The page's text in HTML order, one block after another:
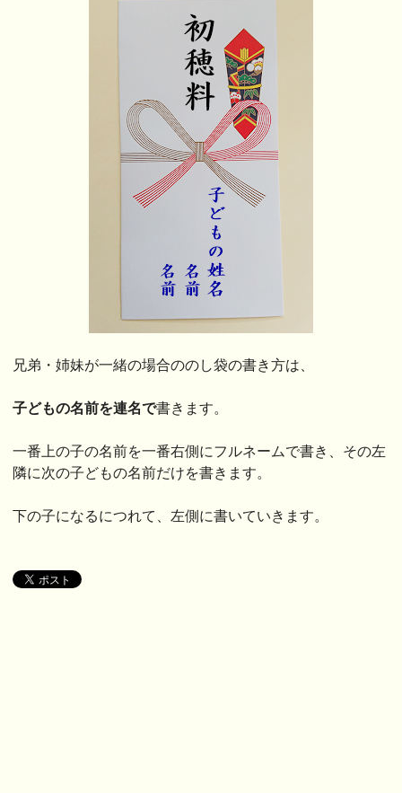
兄弟・姉妹が一緒の場合ののし袋の書き方は、
子どもの名前を連名で書きます。
一番上の子の名前を一番右側にフルネームで書き、その左
隣に次の子どもの名前だけを書きます。
下の子になるにつれて、左側に書いていきます。